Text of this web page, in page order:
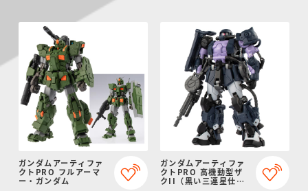
ガンダムアーティファ
クトPRO フルアーマ
ー・ガンダム
ガンダムアーティファ
クトPRO 高機動型ザ
クII（黒い三連星仕